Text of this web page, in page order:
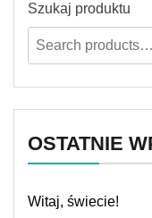
Szukaj produktu
OSTATNIE
Witaj, świecie!